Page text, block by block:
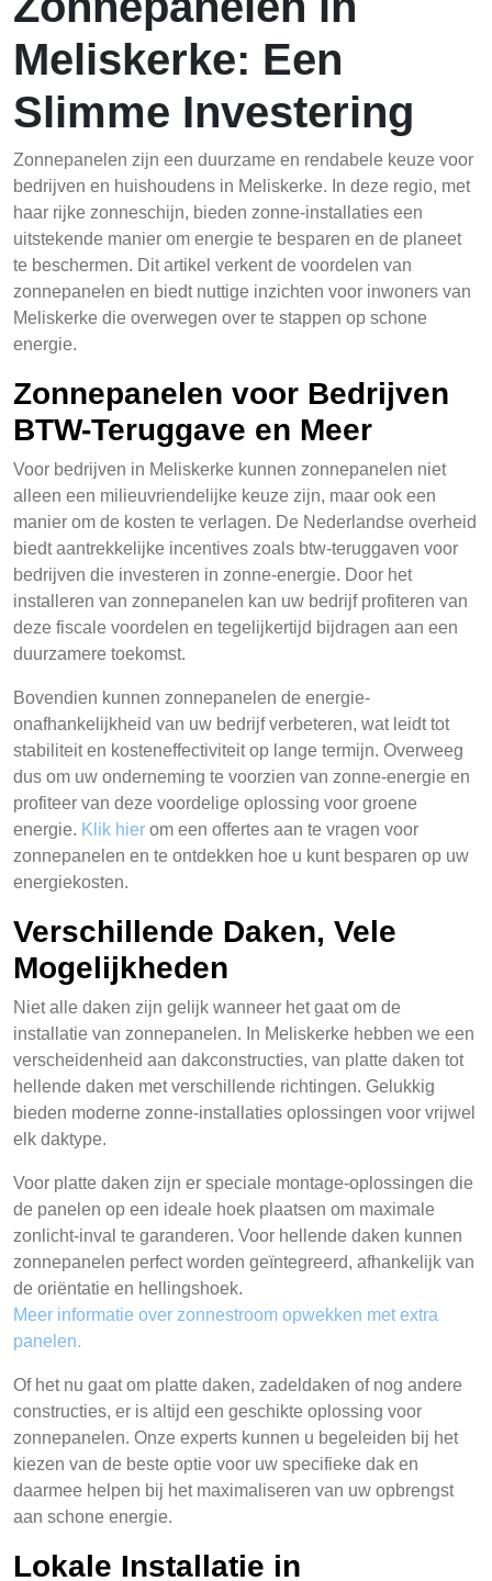
Meliskerke: Een
Slimme Investering
Zonnepanelen zijn een duurzame en rendabele keuze voor
bedrijven en huishoudens in Meliskerke. In deze regio, met
haar rijke zonneschijn, bieden zonne-installaties een
uitstekende manier om energie te besparen en de planeet
te beschermen. Dit artikel verkent de voordelen van
zonnepanelen en biedt nuttige inzichten voor inwoners van
Meliskerke die overwegen over te stappen op schone
energie.
Zonnepanelen voor Bedrijven
BTW-Teruggave en Meer
Voor bedrijven in Meliskerke kunnen zonnepanelen niet
alleen een milieuvriendelijke keuze zijn, maar ook een
manier om de kosten te verlagen. De Nederlandse overheid
biedt aantrekkelijke incentives zoals btw-teruggaven voor
bedrijven die investeren in zonne-energie. Door het
installeren van zonnepanelen kan uw bedrijf profiteren van
deze fiscale voordelen en tegelijkertijd bijdragen aan een
duurzamere toekomst.
Bovendien kunnen zonnepanelen de energie-
onafhankelijkheid van uw bedrijf verbeteren, wat leidt tot
stabiliteit en kosteneffectiviteit op lange termijn. Overweeg
dus om uw onderneming te voorzien van zonne-energie en
profiteer van deze voordelige oplossing voor groene
energie. Klik hier om een offertes aan te vragen voor
zonnepanelen en te ontdekken hoe u kunt besparen op uw
energiekosten.
Verschillende Daken, Vele
Mogelijkheden
Niet alle daken zijn gelijk wanneer het gaat om de
installatie van zonnepanelen. In Meliskerke hebben we een
verscheidenheid aan dakconstructies, van platte daken tot
hellende daken met verschillende richtingen. Gelukkig
bieden moderne zonne-installaties oplossingen voor vrijwel
elk daktype.
Voor platte daken zijn er speciale montage-oplossingen die
de panelen op een ideale hoek plaatsen om maximale
zonlicht-inval te garanderen. Voor hellende daken kunnen
zonnepanelen perfect worden geïntegreerd, afhankelijk van
de oriëntatie en hellingshoek.
Meer informatie over zonnestroom opwekken met extra
panelen.
Of het nu gaat om platte daken, zadeldaken of nog andere
constructies, er is altijd een geschikte oplossing voor
zonnepanelen. Onze experts kunnen u begeleiden bij het
kiezen van de beste optie voor uw specifieke dak en
daarmee helpen bij het maximaliseren van uw opbrengst
aan schone energie.
Lokale Installatie in